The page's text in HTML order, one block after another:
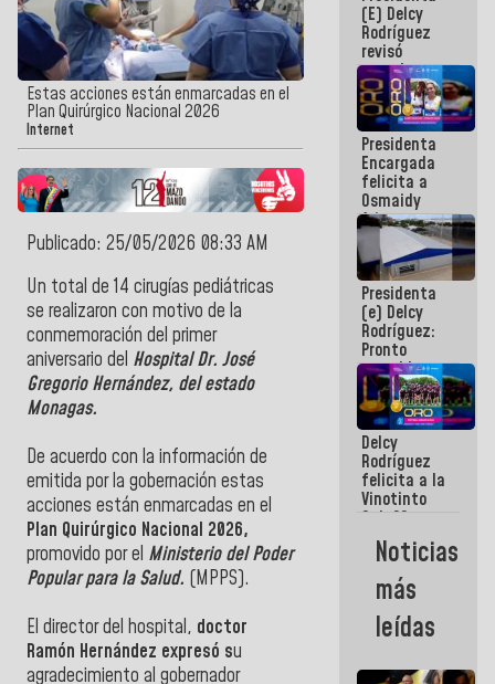
Estas acciones están enmarcadas en el
Plan Quirúrgico Nacional 2026
Internet
Publicado: 25/05/2026 08:33 AM
Un total de 14 cirugías pediátricas
se realizaron con motivo de la
conmemoración del primer
aniversario del Hospital Dr. José
Gregorio Hernández, del estado
Monagas.
De acuerdo con la información de
emitida por la gobernación estas
acciones están enmarcadas en el
Plan Quirúrgico Nacional 2026,
promovido por el Ministerio del Poder
Popular para la Salud. (MPPS).
El director del hospital, doctor
Ramón Hernández expresó su
agradecimiento al gobernador
y del Caribe
2026
(E) Delcy
Rodríguez
revisó
agenda
económica y
ejecución de
fondos de
emergencia
post-sismos
Presidenta
Encargada
felicita a
Osmaidy
Arias y
Giraly
Marcano por
hacer
historia en
los
Centroamericanos
Presidenta
(e) Delcy
Rodríguez:
Pronto
restableceremos
las
operaciones
en el
Aeropuerto
Internacional
de
Maiquetía
Delcy
Rodríguez
felicita a la
Vinotinto
Sub 20
campeona
frente
México Sub
23 en los
Centroamericanos
Noticias
más
leídas